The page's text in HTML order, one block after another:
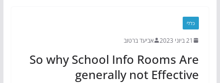
כללי
21 ביוני 2023 אביעד ברטוב
So why School Info Rooms Are
generally not Effective